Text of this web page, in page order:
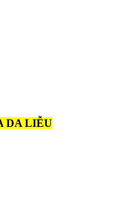
DA LIỄU